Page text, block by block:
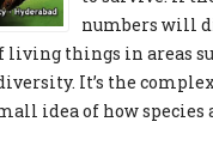
numbers will
things in areas
It’s the
idea of how